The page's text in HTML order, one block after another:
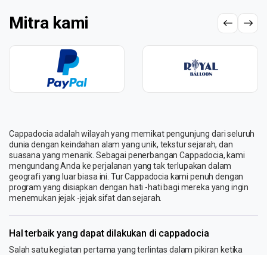
Mitra kami
Cappadocia adalah wilayah yang memikat pengunjung dari seluruh
dunia dengan keindahan alam yang unik, tekstur sejarah, dan
suasana yang menarik. Sebagai penerbangan Cappadocia, kami
mengundang Anda ke perjalanan yang tak terlupakan dalam
geografi yang luar biasa ini. Tur Cappadocia kami penuh dengan
program yang disiapkan dengan hati -hati bagi mereka yang ingin
menemukan jejak -jejak sifat dan sejarah.
Hal terbaik yang dapat dilakukan di cappadocia
Salah satu kegiatan pertama yang terlintas dalam pikiran ketika